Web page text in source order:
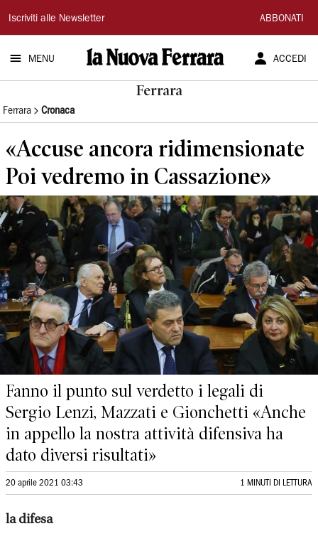
La
Nuova
Ferrara
Iscriviti alle Newsletter ABBONATI
MENU ACCEDI
Ferrara
Ferrara Cronaca
«Accuse ancora ridimensionate
Poi vedremo in Cassazione»
Fanno il punto sul verdetto i legali di
Sergio Lenzi, Mazzati e Gionchetti «Anche
in appello la nostra attività difensiva ha
dato diversi risultati»
20 aprile 2021 03:43 1 MINUTI DI LETTURA
la difesa